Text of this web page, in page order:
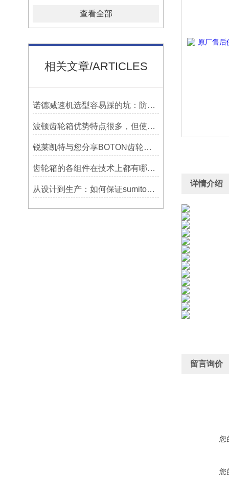
查看全部
相关文章/ARTICLES
诺德减速机选型容易踩的坑：防水等级选低了，户外用半年就废
波顿齿轮箱优势特点很多，但使用一定要符合条件并及时维护
锐莱凯特与您分享BOTON齿轮箱的制造技术
齿轮箱的各组件在技术上都有哪些要求？
从设计到生产：如何保证sumitomo减速机的质量与可靠性？
详情介绍
留言询价
您
您